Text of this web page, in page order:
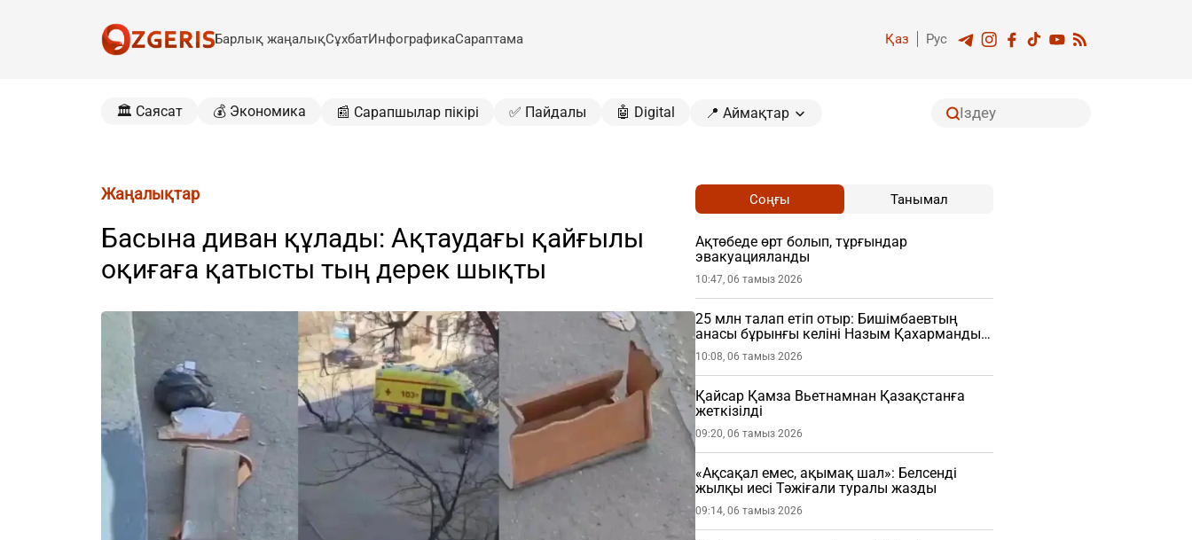
Барлық жаңалықСұхбатИнфографикаСараптама Қаз Рус
🏛️ Саясат 💰 Экономика 📰 Сарапшылар пікірі ✅ Пайдалы 🤖 Digital 📍 Аймақтар
Жаңалықтар
Басына диван құлады: Ақтаудағы қайғылы
оқиғаға қатысты тың дерек шықты
Соңғы Танымал
Ақтөбеде өрт болып, тұрғындар
эвакуацияланды
10:47, 06 тамыз 2026
25 млн талап етіп отыр: Бишімбаевтың
анасы бұрынғы келіні Назым Қахарманды
сотқа берді (ВИДЕО)
10:08, 06 тамыз 2026
Қайсар Қамза Вьетнамнан Қазақстанға
жеткізілді
09:20, 06 тамыз 2026
«Ақсақал емес, ақымақ шал»: Белсенді
жылқы иесі Тәжіғали туралы жазды
09:14, 06 тамыз 2026